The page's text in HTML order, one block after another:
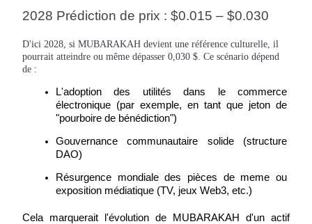
New Listing Futures Fest
Crypto World Cup 2026: Grand Finale
77,777+3k Rewards
2028 Prédiction de prix : $0.015 – $0.030
D'ici 2028, si MUBARAKAH devient une référence culturelle, il
pourrait atteindre ou même dépasser 0,030 $. Ce scénario dépend
de :
L'adoption des utilités dans le commerce
électronique (par exemple, en tant que jeton de
"pourboire de bénédiction")
Gouvernance communautaire solide (structure
DAO)
Résurgence mondiale des pièces de meme ou
exposition médiatique (TV, jeux Web3, etc.)
Cela marquerait l'évolution de MUBARAKAH d'un actif